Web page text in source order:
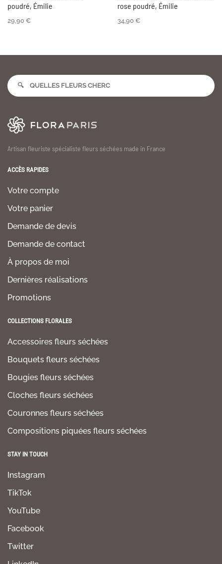
poudré, Émilie
29,90 €
rose poudré, Émilie
34,90 €
Artisan fleuriste spécialiste fleurs séchées made in France
ACCÈS RAPIDES
Votre compte
Votre panier
Demande de devis
Demande de contact
À propos de moi
Dernières réalisations
Promotions
COLLECTIONS FLORALES
Accessoires fleurs séchées
Bouquets fleurs séchées
Bougies fleurs séchées
Cloches fleurs séchées
Couronnes fleurs séchées
Compositions piquées fleurs séchées
STAY IN TOUCH
Instagram
TikTok
YouTube
Facebook
Twitter